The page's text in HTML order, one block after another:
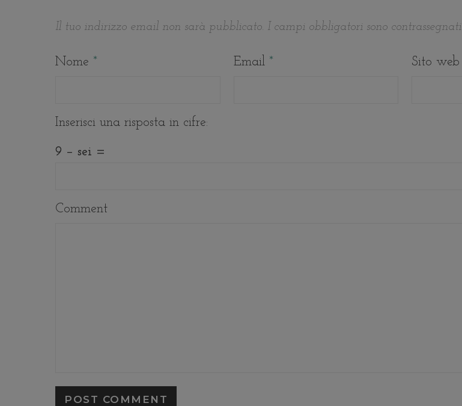
Il tuo indirizzo email non sarà pubblicato. I campi obbligatori sono contrassegnati
Nome * Email * Sito web
Inserisci una risposta in cifre:
9 − sei =
Comment